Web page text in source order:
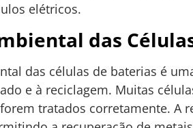
elétricos.
das
das células de baterias é
e à reciclagem. Muitas
tratados corretamente. A